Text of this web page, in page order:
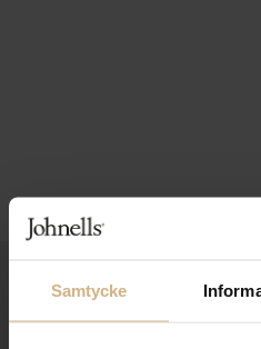
Samtycke 1-3